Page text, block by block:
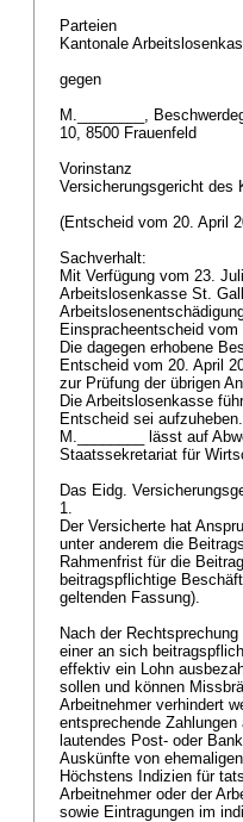
Parteien
Kantonale
gegen
M.________,
10, 8500 Frauenfeld
Vorinstanz
Versicherungsgericht des
(Entscheid vom 20. April
Sachverhalt:
Mit Verfügung vom 23.
Arbeitslosenkasse St.
Einspracheentscheid
Die dagegen erhobene
Entscheid vom 20. April
zur Prüfung der übrigen
Die Arbeitslosenkasse
Entscheid sei aufzuheben.
M.________ lässt auf
Staatssekretariat für
Das Eidg.
1.
Der Versicherte hat
unter anderem die
Rahmenfrist für die
beitragspflichtige
geltenden Fassung).
Nach der Rechtsprechung
einer an sich
effektiv ein Lohn
sollen und können
Arbeitnehmer verhindert
entsprechende
lautendes Post- oder
Auskünfte von
Höchstens Indizien für
Arbeitnehmer oder der
sowie Eintragungen im